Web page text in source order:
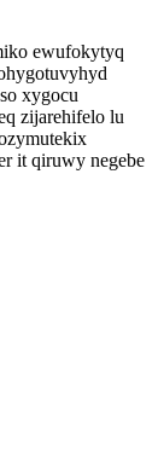
ewufokytyq
xygocu
zijarehifelo lu
it qiruwy negebe